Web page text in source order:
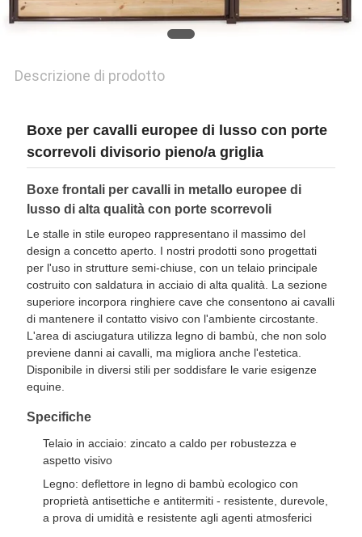
Descrizione di prodotto
Boxe per cavalli europee di lusso con porte
scorrevoli divisorio pieno/a griglia
Boxe frontali per cavalli in metallo europee di
lusso di alta qualità con porte scorrevoli
Le stalle in stile europeo rappresentano il massimo del
design a concetto aperto. I nostri prodotti sono progettati
per l'uso in strutture semi-chiuse, con un telaio principale
costruito con saldatura in acciaio di alta qualità. La sezione
superiore incorpora ringhiere cave che consentono ai cavalli
di mantenere il contatto visivo con l'ambiente circostante.
L'area di asciugatura utilizza legno di bambù, che non solo
previene danni ai cavalli, ma migliora anche l'estetica.
Disponibile in diversi stili per soddisfare le varie esigenze
equine.
Specifiche
Telaio in acciaio: zincato a caldo per robustezza e
aspetto visivo
Legno: deflettore in legno di bambù ecologico con
proprietà antisettiche e antitermiti - resistente, durevole,
a prova di umidità e resistente agli agenti atmosferici